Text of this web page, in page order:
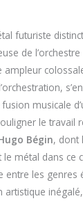
futuriste
de l’orchestre
ampleur
musicale
le travail
Bégin, dont
métal dans ce
entre les genres
artistique